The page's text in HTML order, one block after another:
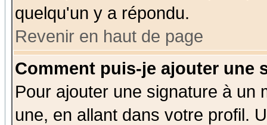
quelqu'un y a répondu.
Revenir en haut de page
Comment puis-je ajouter une
Pour ajouter une signature à un
une, en allant dans votre profil.